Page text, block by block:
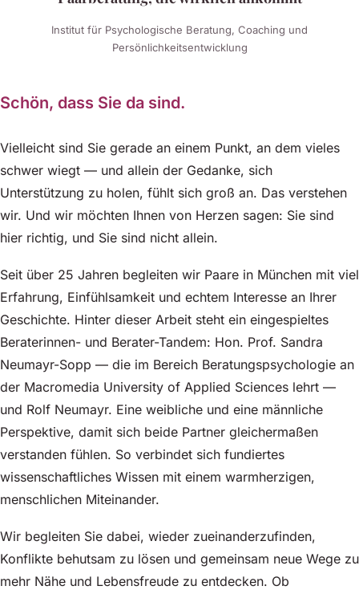
Institut für Psychologische Beratung, Coaching und
Persönlichkeitsentwicklung
Schön, dass Sie da sind.
Vielleicht sind Sie gerade an einem Punkt, an dem vieles
schwer wiegt — und allein der Gedanke, sich
Unterstützung zu holen, fühlt sich groß an. Das verstehen
wir. Und wir möchten Ihnen von Herzen sagen: Sie sind
hier richtig, und Sie sind nicht allein.
Seit über 25 Jahren begleiten wir Paare in München mit viel
Erfahrung, Einfühlsamkeit und echtem Interesse an Ihrer
Geschichte. Hinter dieser Arbeit steht ein eingespieltes
Beraterinnen- und Berater-Tandem: Hon. Prof. Sandra
Neumayr-Sopp — die im Bereich Beratungspsychologie an
der Macromedia University of Applied Sciences lehrt —
und Rolf Neumayr. Eine weibliche und eine männliche
Perspektive, damit sich beide Partner gleichermaßen
verstanden fühlen. So verbindet sich fundiertes
wissenschaftliches Wissen mit einem warmherzigen,
menschlichen Miteinander.
Wir begleiten Sie dabei, wieder zueinanderzufinden,
Konflikte behutsam zu lösen und gemeinsam neue Wege zu
mehr Nähe und Lebensfreude zu entdecken. Ob